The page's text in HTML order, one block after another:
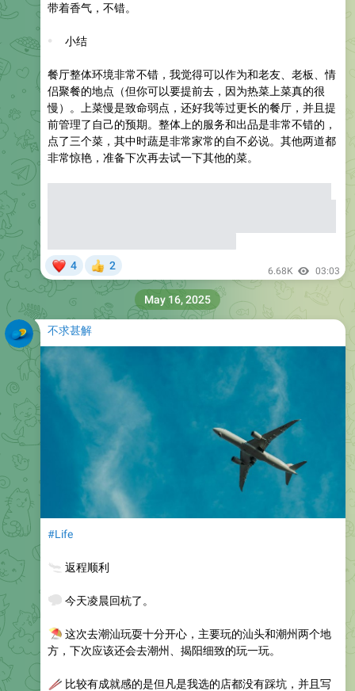
带着香气，不错。
小结
餐厅整体环境非常不错，我觉得可以作为和老友、老板、情
侣聚餐的地点（但你可以要提前去，因为热菜上菜真的很
慢）。上菜慢是致命弱点，还好我等过更长的餐厅，并且提
前管理了自己的预期。整体上的服务和出品是非常不错的，
点了三个菜，其中时蔬是非常家常的自不必说。其他两道都
非常惊艳，准备下次再去试一下其他的菜。
4 2 6.68K 03:03
不求甚解
#Life
返程顺利
今天凌晨回杭了。
这次去潮汕玩耍十分开心，主要玩的汕头和潮州两个地
方，下次应该还会去潮州、揭阳细致的玩一玩。
比较有成就感的是但凡是我选的店都没有踩坑，并且写
May 16, 2025